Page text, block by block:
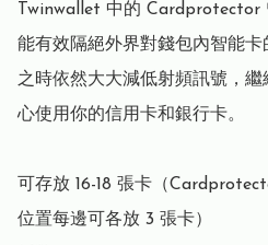
Twinwallet 中的 Cardprotector
能有效隔絕外界對錢包內智能
之時依然大大減低射頻訊號，
心使用你的信用卡和銀行卡。
可存放 16-18 張卡（
位置每邊可各放 3 張卡）